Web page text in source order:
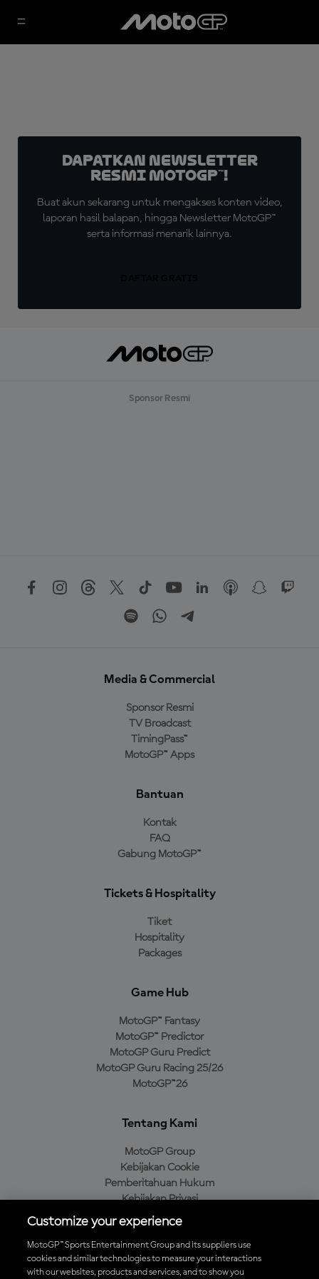
Dapatkan Newsletter
Resmi MotoGP™!
Buat akun sekarang untuk mengakses konten video,
laporan hasil balapan, hingga Newsletter MotoGP™
serta informasi menarik lainnya.
Sponsor Resmi
Media & Commercial
Sponsor Resmi
TV Broadcast
TimingPass™
MotoGP™ Apps
Bantuan
Kontak
FAQ
Gabung MotoGP™
Tickets & Hospitality
Tiket
Hospitality
Packages
Game Hub
MotoGP™ Fantasy
MotoGP™ Predictor
MotoGP Guru Predict
MotoGP Guru Racing 25/26
MotoGP™26
Tentang Kami
MotoGP Group
Kebijakan Cookie
Pemberitahuan Hukum
Kebijakan Privasi
Kebijakan Pembelian
Unduh Aplikasi Resmi MotoGP™
Customize your experience
MotoGP™ Sports Entertainment Group and its suppliers use
cookies and similar technologies to measure your interactions
with our websites, products and services, and to show you